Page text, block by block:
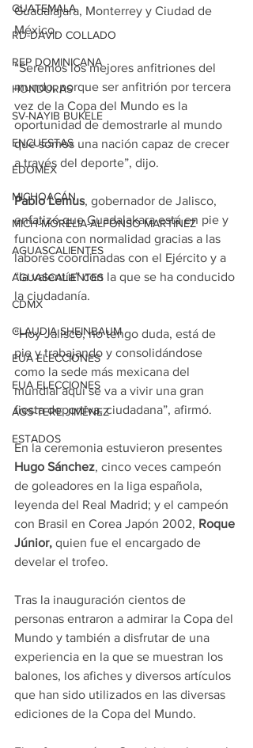
GUATEMALA
RD-DAVID COLLADO
REP DOMINICANA
HONDURAS
SV-NAYIB BUKELE
ENCUESTAS
EDOMEX
MICHOACÁN
MICH-MORELIA-ALFONSO MARTÍNEZ
AGUASCALIENTES
AGUASCALIENTES
CDMX
CLAUDIA SHEINBAUM
EUA ELECCIONES
EUA ELECCIONES
AGS-TERE JIMÉNEZ
ESTADOS
Guadalajara, Monterrey y Ciudad de
México.
“Seremos los mejores anfitriones del
mundo, porque ser anfitrión por tercera
vez de la Copa del Mundo es la
oportunidad de demostrarle al mundo
que somos una nación capaz de crecer
a través del deporte”, dijo.
Pablo Lemus, gobernador de Jalisco,
enfatizó que Guadalakara está en pie y
funciona con normalidad gracias a las
labores coordinadas con el Ejército y a
“la valentía” con la que se ha conducido
la ciudadanía.
“Hoy Jalisco, no tengo duda, está de
pie y trabajando y consolidándose
como la sede más mexicana del
mundial aquí se va a vivir una gran
fiesta deportiva, ciudadana”, afirmó.
En la ceremonia estuvieron presentes
Hugo Sánchez, cinco veces campeón
de goleadores en la liga española,
leyenda del Real Madrid; y el campeón
con Brasil en Corea Japón 2002, Roque
Júnior, quien fue el encargado de
develar el trofeo.
Tras la inauguración cientos de
personas entraron a admirar la Copa del
Mundo y también a disfrutar de una
experiencia en la que se muestran los
balones, los afiches y diversos artículos
que han sido utilizados en las diversas
ediciones de la Copa del Mundo.